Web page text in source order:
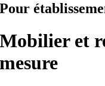
Pour
Mobilier et
mesure